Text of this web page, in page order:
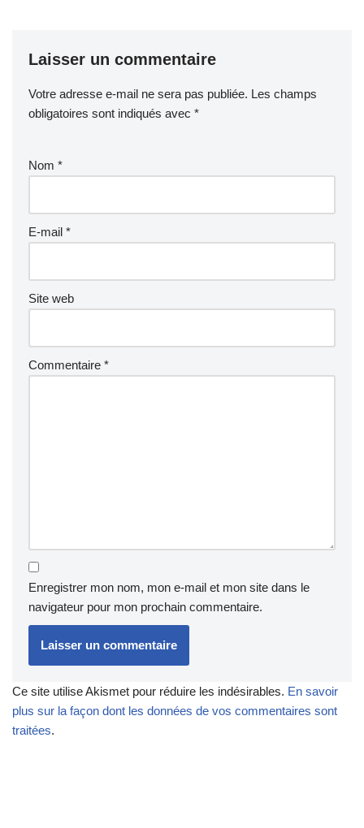
Laisser un commentaire
Votre adresse e-mail ne sera pas publiée. Les champs
obligatoires sont indiqués avec *
Nom *
E-mail *
Site web
Commentaire *
Enregistrer mon nom, mon e-mail et mon site dans le
navigateur pour mon prochain commentaire.
Ce site utilise Akismet pour réduire les indésirables. En savoir
plus sur la façon dont les données de vos commentaires sont
traitées.